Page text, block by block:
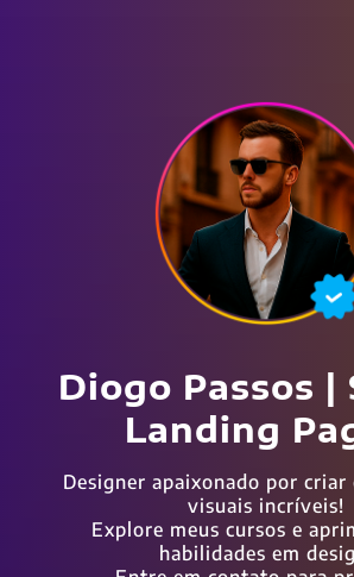
Diogo Passos |
Landing
Designer apaixonado por criar
visuais incríveis!
Explore meus cursos e
habilidades em